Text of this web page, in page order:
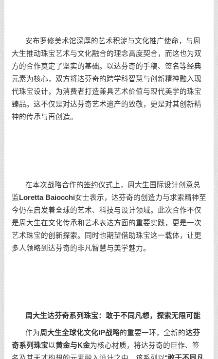
安布罗修美术馆深厚的艺术积淀与文化推广使命，与周
大生推动珠宝艺术与文化融合的理念高度契合，而这也为双
方的合作奠定了坚实的基础。以达芬奇的手稿、签名等经典
元素为核心，双方将达芬奇的跨学科智慧与创新精神融入现
代珠宝设计，为消费者打造兼具艺术价值与现代美学的珠宝
臻品。这不仅是对达芬奇艺术遗产的致敬，更是对其创新精
神的传承与再创造。
在本次战略合作的签约仪式上，周大生国际设计创意总
监Loretta Baiocchi女士表示，达芬奇的创造力与求索精神至
今仍在启发着全球的艺术、科技与设计领域。此次合作不仅
是周大生在文化传承和艺术表达方面的重要实践，更是一次
艺术珠宝的创新探索。同时也期望借助珠宝这一载体，让更
多人领略到达芬奇的非凡智慧与美学魅力。
周大生达芬奇系列珠宝：敢于不同凡想，探索无限可能
作为周大生全球化文化IP战略的重要一环，全新的达芬
奇系列珠宝以黄金与K金为核心材质，将达芬奇的巨作、签